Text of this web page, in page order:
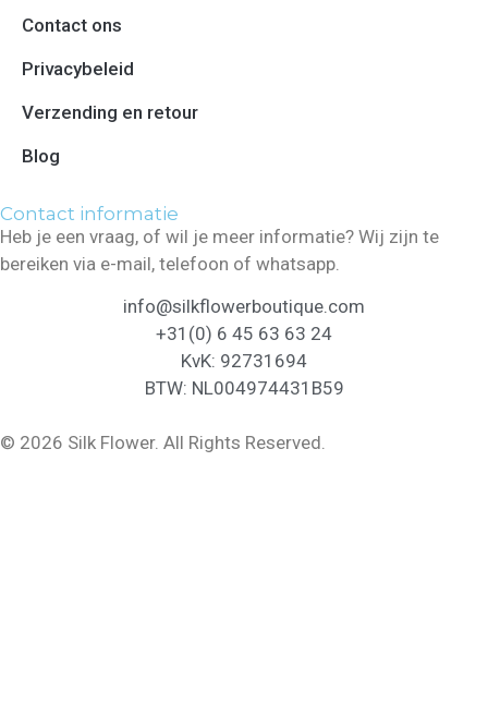
Contact ons
Privacybeleid
Verzending en retour
Blog
Contact informatie
Heb je een vraag, of wil je meer informatie? Wij zijn te
bereiken via e-mail, telefoon of whatsapp.
info@silkflowerboutique.com
+31(0) 6 45 63 63 24
KvK: 92731694
BTW: NL004974431B59
© 2026 Silk Flower. All Rights Reserved.